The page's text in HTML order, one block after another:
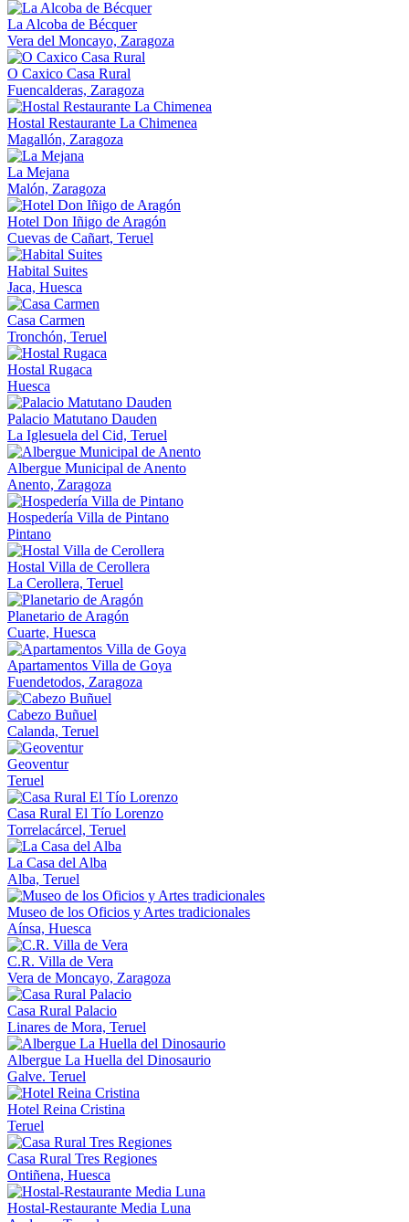
La Alcoba de Bécquer
Vera del Moncayo, Zaragoza
O Caxico Casa Rural
Fuencalderas, Zaragoza
Hostal Restaurante La Chimenea
Magallón, Zaragoza
La Mejana
Malón, Zaragoza
Hotel Don Iñigo de Aragón
Cuevas de Cañart, Teruel
Habital Suites
Jaca, Huesca
Casa Carmen
Tronchón, Teruel
Hostal Rugaca
Huesca
Palacio Matutano Dauden
La Iglesuela del Cid, Teruel
Albergue Municipal de Anento
Anento, Zaragoza
Hospedería Villa de Pintano
Pintano
Hostal Villa de Cerollera
La Cerollera, Teruel
Planetario de Aragón
Cuarte, Huesca
Apartamentos Villa de Goya
Fuendetodos, Zaragoza
Cabezo Buñuel
Calanda, Teruel
Geoventur
Teruel
Casa Rural El Tío Lorenzo
Torrelacárcel, Teruel
La Casa del Alba
Alba, Teruel
Museo de los Oficios y Artes tradicionales
Aínsa, Huesca
C.R. Villa de Vera
Vera de Moncayo, Zaragoza
Casa Rural Palacio
Linares de Mora, Teruel
Albergue La Huella del Dinosaurio
Galve. Teruel
Hotel Reina Cristina
Teruel
Casa Rural Tres Regiones
Ontiñena, Huesca
Hostal-Restaurante Media Luna